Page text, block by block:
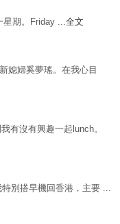
星期。Friday ...全文
媳婦奚夢瑤。在我心目
有沒有興趣一起lunch。
別搭早機回香港，主要 ...